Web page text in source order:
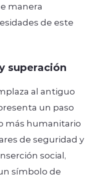
manera
de este
superación
al antiguo
un paso
más humanitario
de seguridad y
social,
símbolo de